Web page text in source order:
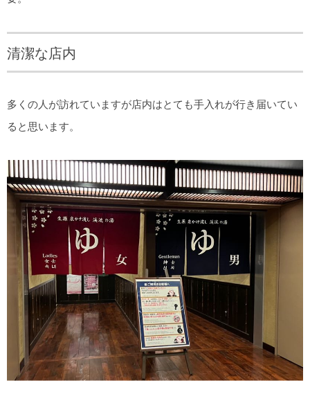
清潔な店内
多くの人が訪れていますが店内はとても手入れが行き届いてい
ると思います。